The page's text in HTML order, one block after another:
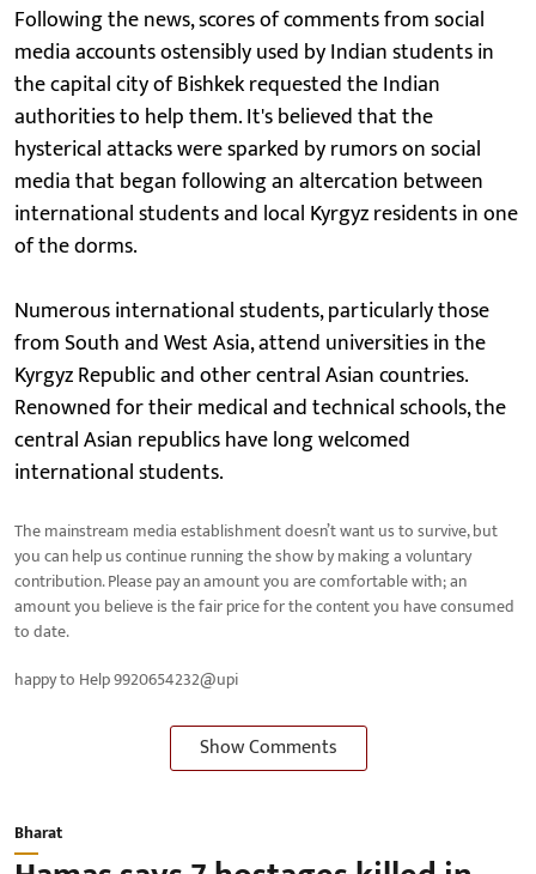
Following the news, scores of comments from social
media accounts ostensibly used by Indian students in
the capital city of Bishkek requested the Indian
authorities to help them. It's believed that the
hysterical attacks were sparked by rumors on social
media that began following an altercation between
international students and local Kyrgyz residents in one
of the dorms.
Numerous international students, particularly those
from South and West Asia, attend universities in the
Kyrgyz Republic and other central Asian countries.
Renowned for their medical and technical schools, the
central Asian republics have long welcomed
international students.
The mainstream media establishment doesn’t want us to survive, but
you can help us continue running the show by making a voluntary
contribution. Please pay an amount you are comfortable with; an
amount you believe is the fair price for the content you have consumed
to date.
happy to Help 9920654232@upi
Show Comments
Bharat